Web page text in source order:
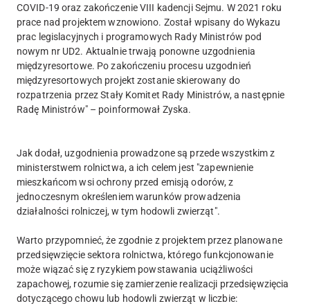
COVID-19 oraz zakończenie VIII kadencji Sejmu. W 2021 roku
prace nad projektem wznowiono. Został wpisany do Wykazu
prac legislacyjnych i programowych Rady Ministrów pod
nowym nr UD2. Aktualnie trwają ponowne uzgodnienia
międzyresortowe. Po zakończeniu procesu uzgodnień
międzyresortowych projekt zostanie skierowany do
rozpatrzenia przez Stały Komitet Rady Ministrów, a następnie
Radę Ministrów" – poinformował Zyska.
Jak dodał, uzgodnienia prowadzone są przede wszystkim z
ministerstwem rolnictwa, a ich celem jest "zapewnienie
mieszkańcom wsi ochrony przed emisją odorów, z
jednoczesnym określeniem warunków prowadzenia
działalności rolniczej, w tym hodowli zwierząt".
Warto przypomnieć, że zgodnie z projektem przez planowane
przedsięwzięcie sektora rolnictwa, którego funkcjonowanie
może wiązać się z ryzykiem powstawania uciążliwości
zapachowej, rozumie się zamierzenie realizacji przedsięwzięcia
dotyczącego chowu lub hodowli zwierząt w liczbie: